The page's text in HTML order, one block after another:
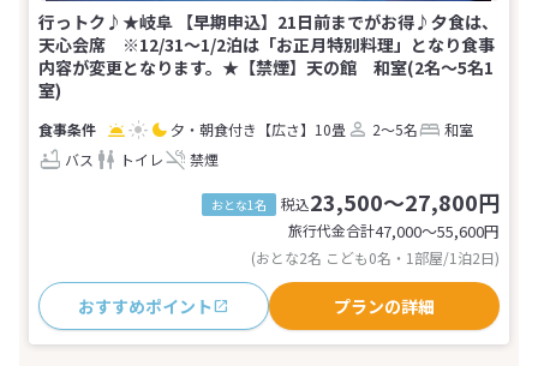
行っトク♪★岐阜 【早期申込】21日前までがお得♪夕食は、
天心会席 ※12/31～1/2泊は「お正月特別料理」となり食事
内容が変更となります。★【禁煙】天の館 和室(2名～5名1
室)
夕・朝食付き 【広さ】10畳 2～5名
和室
バス
トイレ 禁煙
おとな1名 税込23,500～27,800円
旅行代金合計47,000〜55,600円
(おとな2名 こども0名・1部屋/1泊2日)
おすすめポイント プランの詳細